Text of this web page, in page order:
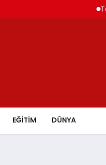
Tencent
EĞİTİM DÜNYA